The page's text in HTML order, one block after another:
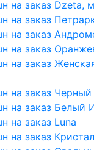
на заказ Dzeta,
на заказ
на заказ
на заказ
на заказ
на заказ
на заказ Белый
на заказ Luna
на заказ Кристал